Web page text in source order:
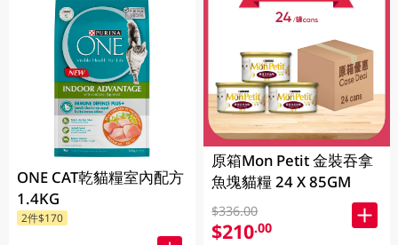
ONE CAT乾貓糧室內配方
1.4KG
2件$170
原箱Mon Petit 金裝吞拿
魚塊貓糧 24 X 85GM
$336.00
$210.00